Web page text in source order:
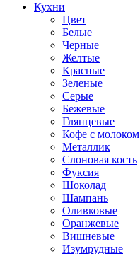
Кухни
Цвет
Белые
Черные
Желтые
Красные
Зеленые
Серые
Бежевые
Глянцевые
Кофе с молоком
Металлик
Слоновая кость
Фуксия
Шоколад
Шампань
Оливковые
Оранжевые
Вишневые
Изумрудные